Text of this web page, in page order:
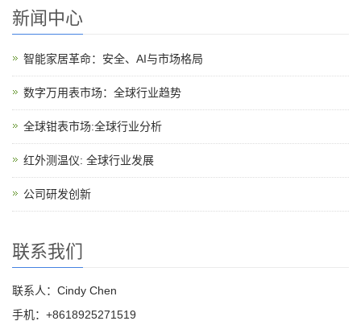
新闻中心
智能家居革命：安全、AI与市场格局
数字万用表市场：全球行业趋势
全球钳表市场:全球行业分析
红外测温仪: 全球行业发展
公司研发创新
联系我们
联系人：Cindy Chen
手机：+8618925271519